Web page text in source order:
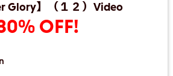
Glory】（１２）Video
OFF!